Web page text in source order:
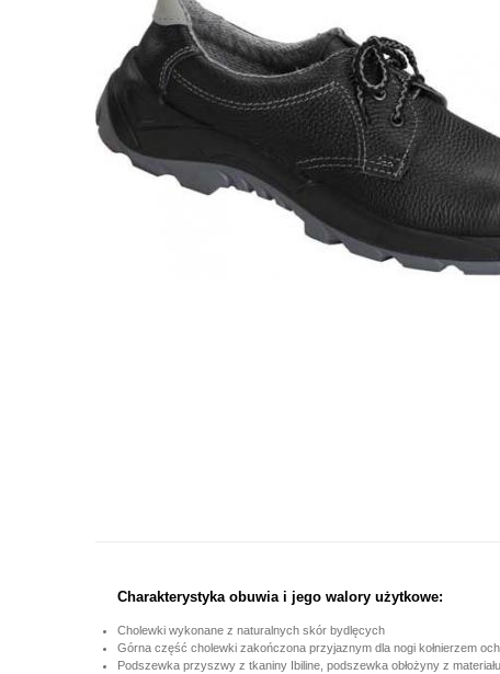
Charakterystyka obuwia i jego walory użytkowe:
Cholewki wykonane z naturalnych skór bydlęcych
Górna część cholewki zakończona przyjaznym dla nogi kołnierzem
Podszewka przyszwy z tkaniny Ibiline, podszewka obłożyny z